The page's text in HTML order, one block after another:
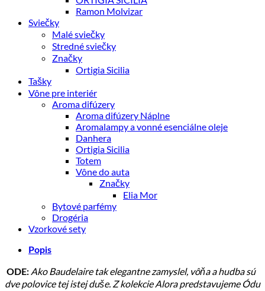
Ramon Molvizar
Sviečky
Malé sviečky
Stredné sviečky
Značky
Ortigia Sicilia
Tašky
Vône pre interiér
Aroma difúzery
Aroma difúzery Náplne
Aromalampy a vonné esenciálne oleje
Danhera
Ortigia Sicilia
Totem
Vône do auta
Značky
Elia Mor
Bytové parfémy
Drogéria
Vzorkové sety
Popis
ODE: Ako Baudelaire tak elegantne zamyslel, vôňa a hudba sú
dve polovice tej istej duše. Z kolekcie Alora predstavujeme Ódu